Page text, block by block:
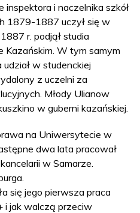
i naczelnika szkół
1879-1887 uczył się w
r. podjął studia
W tym samym
w studenckiej
z uczelni za
Młody Ulianow
w guberni kazańskiej.
na Uniwersytecie w
dwa lata pracował
w Samarze.
się jego pierwsza praca
i jak walczą przeciw